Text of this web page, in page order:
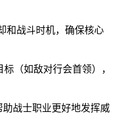
和战斗时机，确保核心
（如敌对行会首领），
助战士职业更好地发挥威